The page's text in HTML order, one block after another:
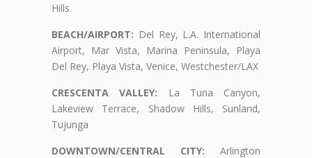
Hills.
BEACH/AIRPORT: Del Rey, L.A. International
Airport, Mar Vista, Marina Peninsula, Playa
Del Rey, Playa Vista, Venice, Westchester/LAX
CRESCENTA VALLEY: La Tuna Canyon,
Lakeview Terrace, Shadow Hills, Sunland,
Tujunga
DOWNTOWN/CENTRAL CITY: Arlington